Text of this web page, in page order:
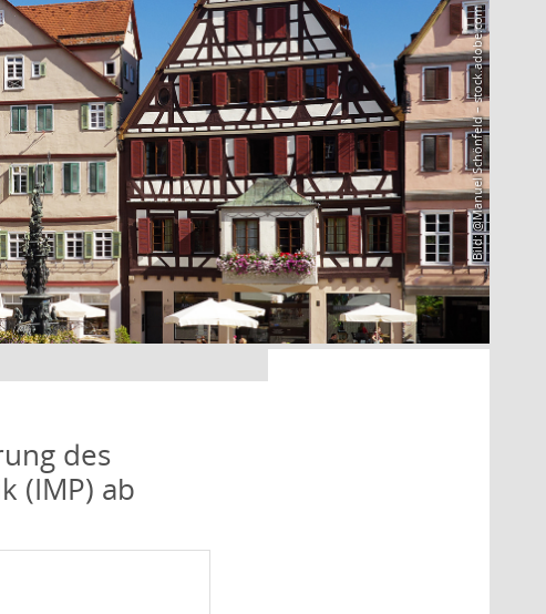
Bild: @Manuel Schönfeld – stock.adobe.com
des
(IMP) ab